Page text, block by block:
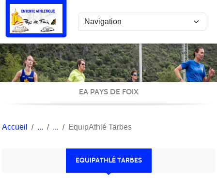
EA PAYS DE FOIX
Accueil EquipAthlé Tarbes
EQUIPATHLÉ TARBES
Panneau de gestion des cookies